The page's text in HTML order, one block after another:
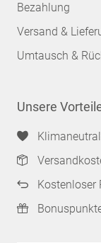
Bezahlung
Versand &
Umtausch &
Unsere
Kostenloser